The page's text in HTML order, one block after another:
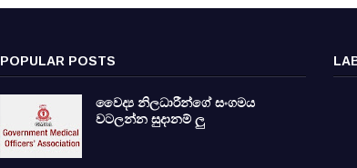
POPULAR POSTS
වෛද්‍ය නිලධාරීන්ගේ සංගමය
වටලන්න සුදානම් ලු